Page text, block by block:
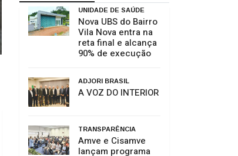
UNIDADE DE SAÚDE
Nova UBS do Bairro
Vila Nova entra na
reta final e alcança
90% de execução
ADJORI BRASIL
A VOZ DO INTERIOR
TRANSPARÊNCIA
Amve e Cisamve
lançam programa